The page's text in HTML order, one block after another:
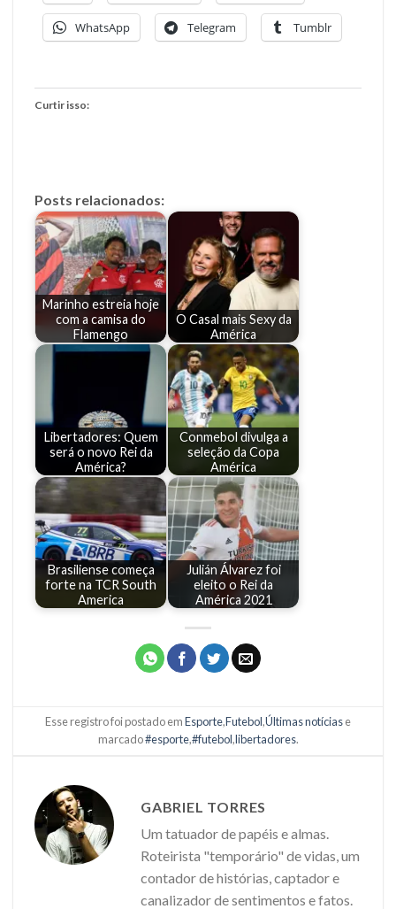
WhatsApp Telegram Tumblr
Curtir isso:
Posts relacionados:
Marinho estreia hoje
com a camisa do
Flamengo
O Casal mais Sexy da
América
Libertadores: Quem
será o novo Rei da
América?
Conmebol divulga a
seleção da Copa
América
Brasiliense começa
forte na TCR South
America
Julián Álvarez foi
eleito o Rei da
América 2021
Esse registro foi postado emEsporte,Futebol,Últimas notíciase
marcado#esporte,#futebol,libertadores.
GABRIEL TORRES
Um tatuador de papéis e almas.
Roteirista "temporário" de vidas, um
contador de histórias, captador e
canalizador de sentimentos e fatos.